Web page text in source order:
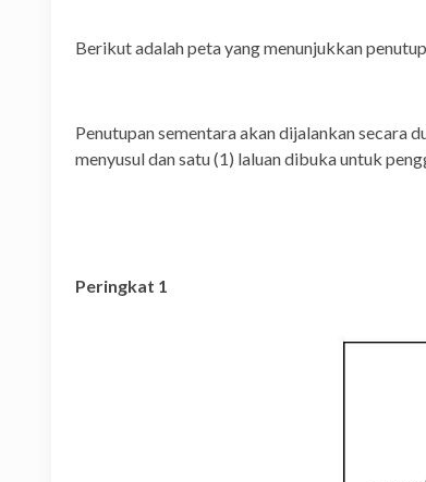
Berikut adalah peta yang menunjukkan
Penutupan sementara akan dijalankan secara
menyusul dan satu (1) laluan dibuka untuk
Peringkat 1